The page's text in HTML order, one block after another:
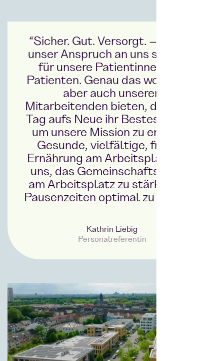
“Sicher. Gut. Versorgt. – das ist
unser Anspruch an uns selbst &
für unsere Patientinnen und
Patienten. Genau das wollen wir
aber auch unseren
Mitarbeitenden bieten, die jeden
Tag aufs Neue ihr Bestes geben,
um unsere Mission zu erfüllen.
Gesunde, vielfältige, frische
Ernährung am Arbeitsplatz hilft
uns, das Gemeinschaftsgefühl
am Arbeitsplatz zu stärken und
Pausenzeiten optimal zu nutzen.”
Kathrin Liebig
Personalreferentin